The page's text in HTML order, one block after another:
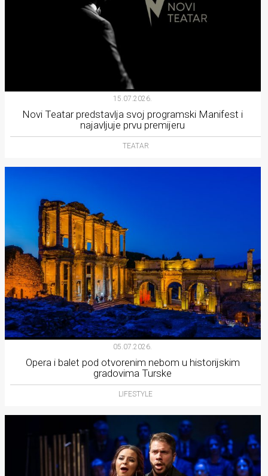
15.07.2026.
Novi Teatar predstavlja svoj programski Manifest i
najavljuje prvu premijeru
TEATAR
05.07.2026.
Opera i balet pod otvorenim nebom u historijskim
gradovima Turske
LIFESTYLE